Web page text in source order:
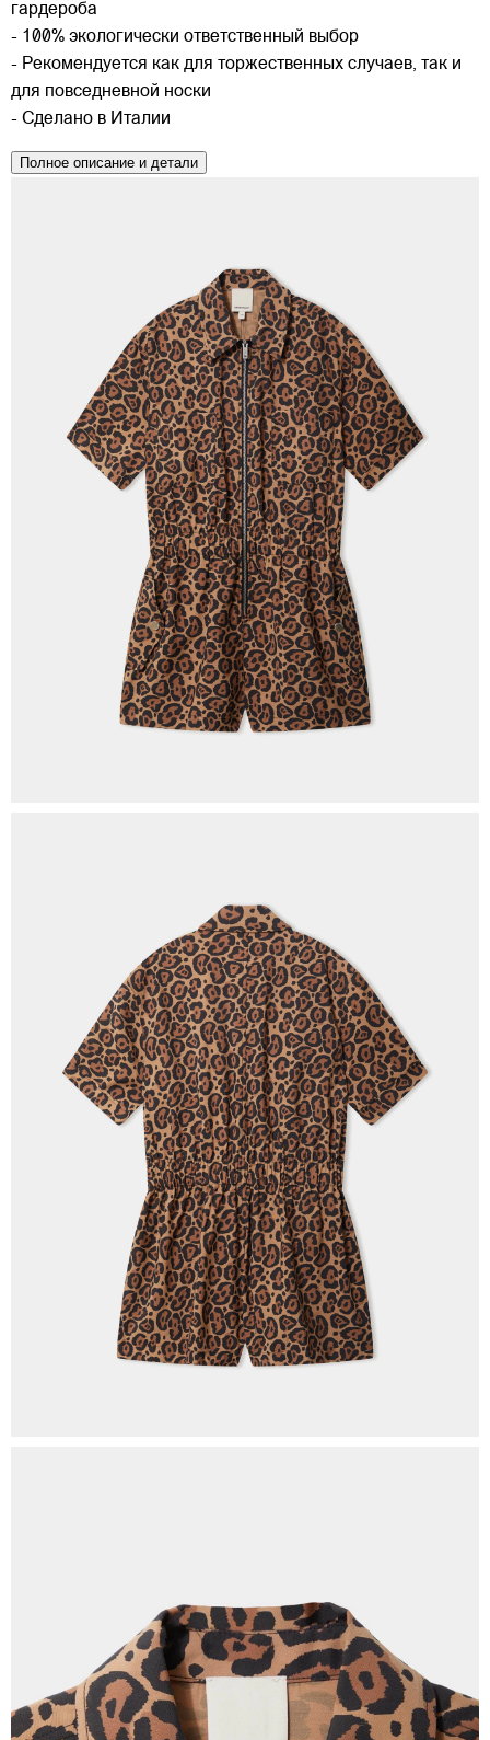
гардероба
- 100% экологически ответственный выбор
- Рекомендуется как для торжественных случаев, так и
для повседневной носки
- Сделано в Италии
Полное описание и детали